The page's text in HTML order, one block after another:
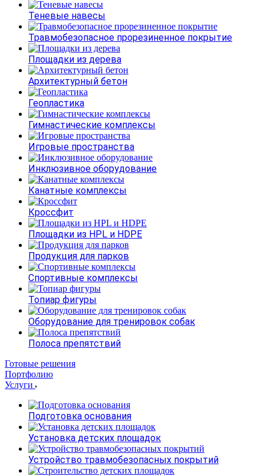
Теневые навесы
Травмобезопасное прорезиненное покрытие
Площадки из дерева
Архитектурный бетон
Геопластика
Гимнастические комплексы
Игровые пространства
Инклюзивное оборудование
Канатные комплексы
Кроссфит
Площадки из HPL и HDPE
Продукция для парков
Спортивные комплексы
Топиар фигуры
Оборудование для тренировок собак
Полоса препятствий
Готовые решения
Портфолию
Услуги
Подготовка основания
Установка детских площадок
Устройство травмобезопасных покрытий